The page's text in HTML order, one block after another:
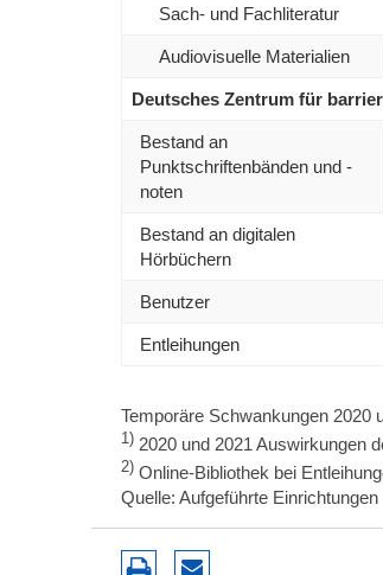
Sach- und Fachliteratur
Audiovisuelle Materialien
Deutsches Zentrum für
Bestand an
Punktschriftenbänden und -
noten
Bestand an digitalen
Hörbüchern
Benutzer
Entleihungen
Temporäre Schwankungen 2020
1) 2020 und 2021 Auswirkungen
2) Online-Bibliothek bei
Quelle: Aufgeführte Einrichtungen